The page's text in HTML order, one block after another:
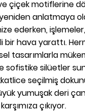
çiçek motiflerine
anlatmaya
ederken,
bir hava yarattı.
tasarımlarla
sofistike silüetler
seçilmiş
yumuşak deri
çıkıyor.